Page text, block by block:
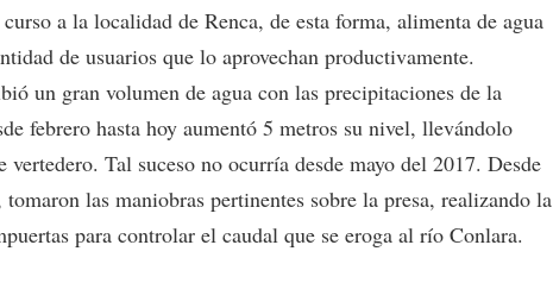
a la localidad de Renca, de esta forma, alimenta de agua
de usuarios que lo aprovechan productivamente.
un gran volumen de agua con las precipitaciones de la
febrero hasta hoy aumentó 5 metros su nivel, llevándolo
vertedero. Tal suceso no ocurría desde mayo del 2017. Desde
las maniobras pertinentes sobre la presa, realizando la
para controlar el caudal que se eroga al río Conlara.